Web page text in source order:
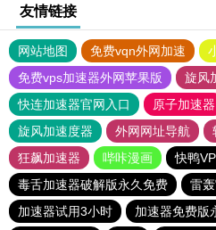
友情链接
网站地图 免费vqn外网加速
免费vps加速器外网苹果版
旋风
快连加速器官网入口
原子加速器
旋风加速度器
外网网址导航
狂飙加速器
哔咔漫画 快鸭
毒舌加速器破解版永久免费
雷
加速器试用3小时
加速器免费版